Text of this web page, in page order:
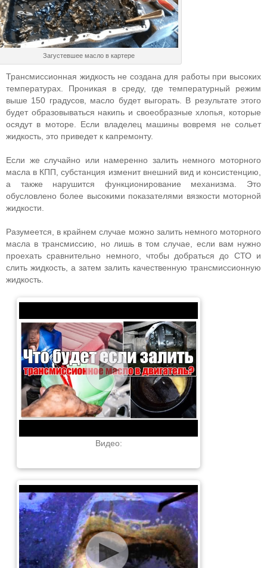
Загустевшее масло в картере
Трансмиссионная жидкость не создана для работы при высоких
температурах. Проникая в среду, где температурный режим
выше 150 градусов, масло будет выгорать. В результате этого
будет образовываться накипь и своеобразные хлопья, которые
осядут в моторе. Если владелец машины вовремя не сольет
жидкость, это приведет к капремонту.
Если же случайно или намеренно залить немного моторного
масла в КПП, субстанция изменит внешний вид и консистенцию,
а также нарушится функционирование механизма. Это
обусловлено более высокими показателями вязкости моторной
жидкости.
Разумеется, в крайнем случае можно залить немного моторного
масла в трансмиссию, но лишь в том случае, если вам нужно
проехать сравнительно немного, чтобы добраться до СТО и
слить жидкость, а затем залить качественную трансмиссионную
жидкость.
Видео: